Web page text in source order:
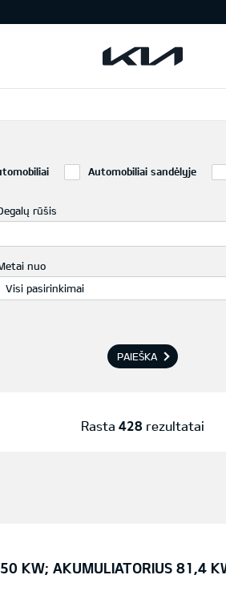
Automobiliai sandėlyje
rūšis
nuo
Visi pasirinkimai
PAIEŠKA
Rasta 428 rezultatai
KW; AKUMULIATORIUS 81,4